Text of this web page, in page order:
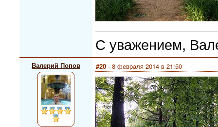
С уважением,
Валерий Попов #20 - 8 февраля 2014 в 21:50